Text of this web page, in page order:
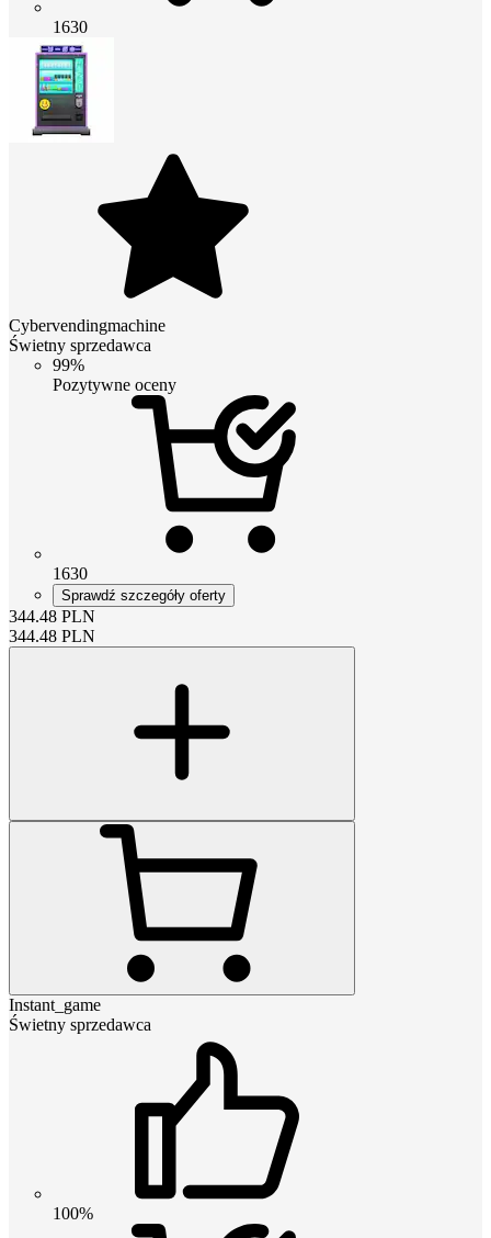
1630
Cybervendingmachine
Świetny sprzedawca
99%
Pozytywne oceny
1630
Sprawdź szczegóły oferty
344.48 PLN
344.48 PLN
Instant_game
Świetny sprzedawca
100%